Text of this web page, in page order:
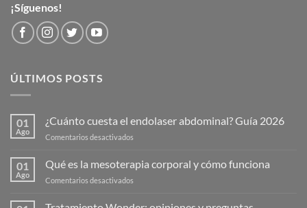
¡Síguenos!
ÚLTIMOS POSTS
01
Ago
¿Cuánto cuesta el endolaser abdominal? Guía 2026
Comentarios desactivados
cuesta
el
Guía
01
Ago
Qué es la mesoterapia corporal y cómo funciona
Comentarios desactivados
es